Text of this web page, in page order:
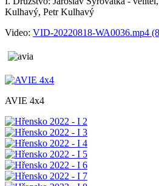
Kulhavý, Petr Kulhavý
Video: VID-20220818-WA0036.mp4
AVIE 4x4